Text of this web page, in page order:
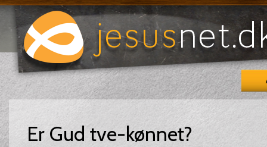
Er Gud tve-kønnet?